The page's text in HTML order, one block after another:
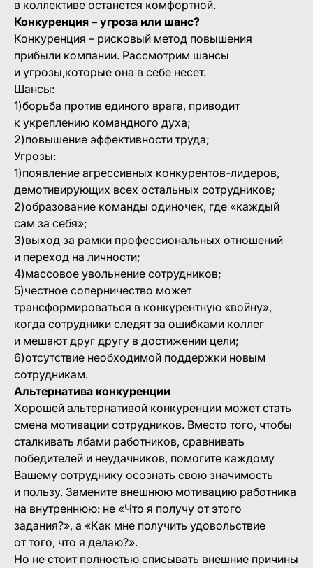
в коллективе останется комфортной.
Конкуренция – угроза или шанс?
Конкуренция – рисковый метод повышения
прибыли компании. Рассмотрим шансы
и угрозы,которые она в себе несет.
Шансы:
1)борьба против единого врага, приводит
к укреплению командного духа;
2)повышение эффективности труда;
Угрозы:
1)появление агрессивных конкурентов-лидеров,
демотивирующих всех остальных сотрудников;
2)образование команды одиночек, где «каждый
сам за себя»;
3)выход за рамки профессиональных отношений
и переход на личности;
4)массовое увольнение сотрудников;
5)честное соперничество может
трансформироваться в конкурентную «войну»,
когда сотрудники следят за ошибками коллег
и мешают друг другу в достижении цели;
6)отсутствие необходимой поддержки новым
сотрудникам.
Альтернатива конкуренции
Хорошей альтернативой конкуренции может стать
смена мотивации сотрудников. Вместо того, чтобы
сталкивать лбами работников, сравнивать
победителей и неудачников, помогите каждому
Вашему сотруднику осознать свою значимость
и пользу. Замените внешнюю мотивацию работника
на внутреннюю: не «Что я получу от этого
задания?», а «Как мне получить удовольствие
от того, что я делаю?».
Но не стоит полностью списывать внешние причины